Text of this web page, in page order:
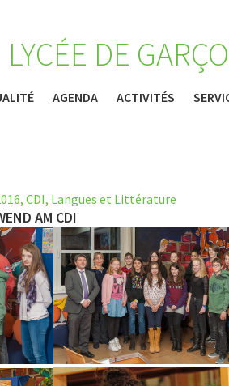
LYCÉE DE
AGENDA ACTIVITÉS
,CDI, Langues et Littérature
AM CDI